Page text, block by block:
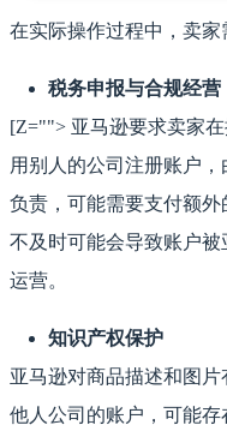
在实际操作过程中，卖家
税务申报与合规经营
[Z=""> 亚马逊要求卖家
用别人的公司注册账户
负责，可能需要支付额
不及时可能会导致账户被
运营。
知识产权保护
亚马逊对商品描述和图
他人公司的账户，可能